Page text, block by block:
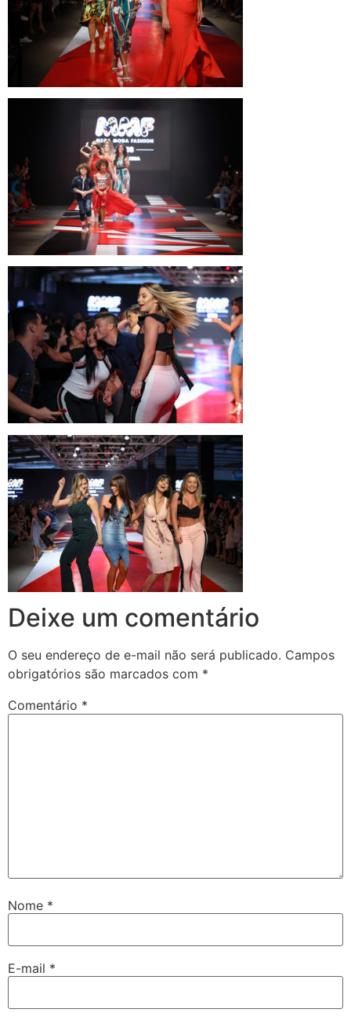
Deixe um comentário
O seu endereço de e-mail não será publicado. Campos
obrigatórios são marcados com *
Comentário *
Nome *
E-mail *